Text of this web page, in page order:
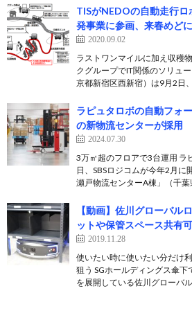
TISがNEDOの自動走行
発事業に参画、来春めど
2020.09.02
ラストワンマイルに加え収穫
クグループでIT関係のソリュ
京都新宿区西新宿）は9月2日
ラピュタロボの自動フォ
の新物流センターが採用
2024.07.30
3万㎡超のフロアで3台運用 ラ
日、SBSロジコムが今年2月に
瀬戸物流センターA棟」（千
【動画】佐川グローバル
ットや保管スペース共有
2019.11.28
使いたい時に使いたい分だけ
狙う SGホールディングス傘
を展開している佐川グローバ